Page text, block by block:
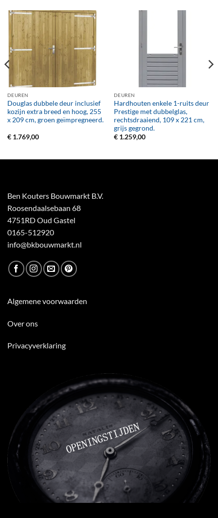
DEUREN
Douglas dubbele deur inclusief
kozijn extra breed en hoog, 255
x 209 cm, groen geïmpregneerd.
€1.769,00
DEUREN
Hardhouten enkele 1-ruits deur
Prestige met dubbelglas,
rechtsdraaiend, 109 x 221 cm,
grijs gegrond.
€1.259,00
Ben Kouters Bouwmarkt B.V.
Roosendaalsebaan 68
4751RD Oud Gastel
0165-512920
info@bkbouwmarkt.nl
Algemene voorwaarden
Over ons
Privacyverklaring